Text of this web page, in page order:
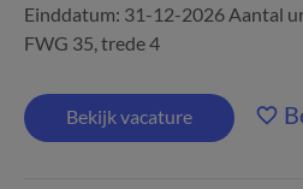
Einddatum: 31-12-2026 Aantal
FWG 35, trede 4
Bekijk vacature